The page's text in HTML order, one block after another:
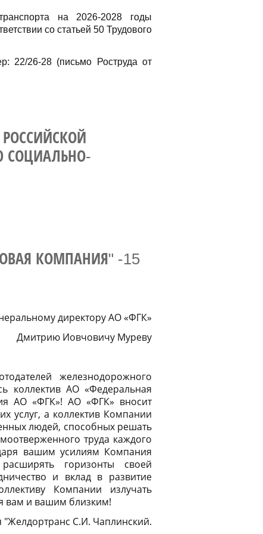
на 2026-2028 годы
со статьей 50 Трудового
22/26-28 (письмо Роструда от
РОССИЙСКОЙ
СОЦИАЛЬНО-
КОМПАНИЯ" -15
директору АО «ФГК»
Дмитрию Иовчовичу Муреву
железнодорожного
коллектив АО «Федеральная
АО «ФГК»! АО «ФГК» вносит
услуг, а коллектив Компании
людей, способных решать
труда каждого
вашим усилиям Компания
горизонты своей
и вклад в развитие
Компании излучать
вам и вашим близким!
С.И. Чаплинский.